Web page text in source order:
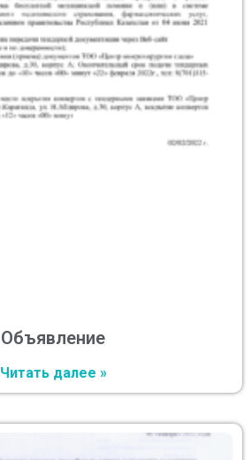
Объявление
Читать далее »